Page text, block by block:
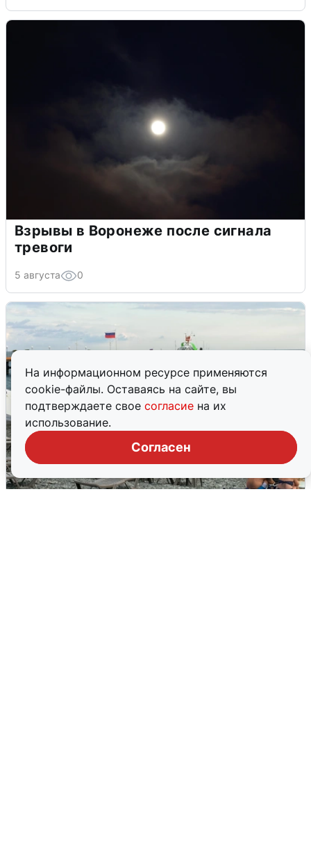
На информационном ресурсе применяются
cookie-файлы. Оставаясь на сайте, вы
подтверждаете свое согласие на их
использование.
Согласен
Взрывы в Воронеже после сигнала
тревоги
5 августа 0